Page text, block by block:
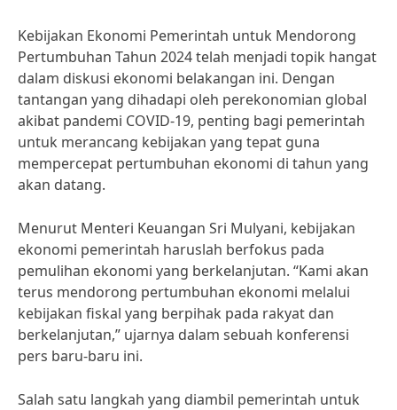
Kebijakan Ekonomi Pemerintah untuk Mendorong
Pertumbuhan Tahun 2024 telah menjadi topik hangat
dalam diskusi ekonomi belakangan ini. Dengan
tantangan yang dihadapi oleh perekonomian global
akibat pandemi COVID-19, penting bagi pemerintah
untuk merancang kebijakan yang tepat guna
mempercepat pertumbuhan ekonomi di tahun yang
akan datang.
Menurut Menteri Keuangan Sri Mulyani, kebijakan
ekonomi pemerintah haruslah berfokus pada
pemulihan ekonomi yang berkelanjutan. “Kami akan
terus mendorong pertumbuhan ekonomi melalui
kebijakan fiskal yang berpihak pada rakyat dan
berkelanjutan,” ujarnya dalam sebuah konferensi
pers baru-baru ini.
Salah satu langkah yang diambil pemerintah untuk